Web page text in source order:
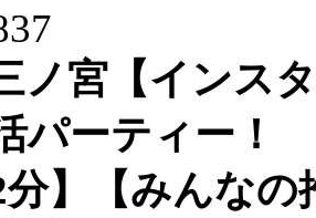
ノ宮【インス
パーティー！
分】【みんな